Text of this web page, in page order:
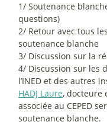
1/ Soutenance
questions)
2/ Retour avec tous
soutenance blanche
3/ Discussion sur la
4/ Discussion sur les
l’INED et des autres
HADJ Laure, docteure
associée au CEPED
soutenance blanche.